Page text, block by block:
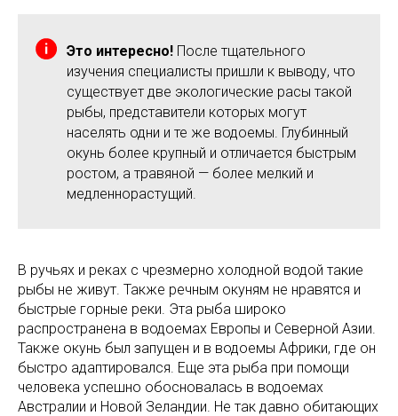
Это интересно! После тщательного
изучения специалисты пришли к выводу, что
существует две экологические расы такой
рыбы, представители которых могут
населять одни и те же водоемы. Глубинный
окунь более крупный и отличается быстрым
ростом, а травяной — более мелкий и
медленнорастущий.
В ручьях и реках с чрезмерно холодной водой такие
рыбы не живут. Также речным окуням не нравятся и
быстрые горные реки. Эта рыба широко
распространена в водоемах Европы и Северной Азии.
Также окунь был запущен и в водоемы Африки, где он
быстро адаптировался. Еще эта рыба при помощи
человека успешно обосновалась в водоемах
Австралии и Новой Зеландии. Не так давно обитающих